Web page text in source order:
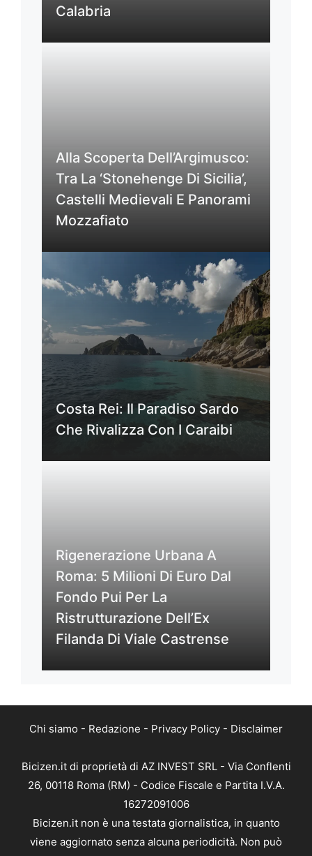
Calabria
Alla Scoperta Dell’Argimusco:
Tra La ‘Stonehenge Di Sicilia’,
Castelli Medievali E Panorami
Mozzafiato
Costa Rei: Il Paradiso Sardo
Che Rivalizza Con I Caraibi
Rigenerazione Urbana A
Roma: 5 Milioni Di Euro Dal
Fondo Pui Per La
Ristrutturazione Dell’Ex
Filanda Di Viale Castrense
Chi siamo - Redazione - Privacy Policy - Disclaimer
Bicizen.it di proprietà di AZ INVEST SRL - Via Conflenti
26, 00118 Roma (RM) - Codice Fiscale e Partita I.V.A.
16272091006
Bicizen.it non è una testata giornalistica, in quanto
viene aggiornato senza alcuna periodicità. Non può